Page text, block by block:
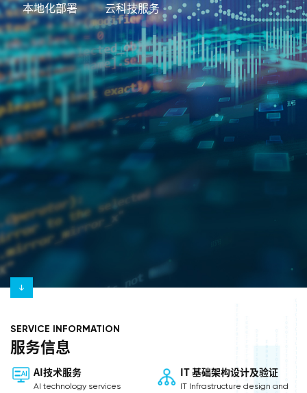
本地化部署 云科技服务
SERVICE INFORMATION
服务信息
AI技术服务
AI technology services
IT 基础架构设计及验证
IT Infrastructure design and